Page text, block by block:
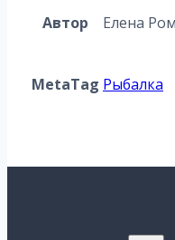
Автор Елена
MetaTag Рыбалка